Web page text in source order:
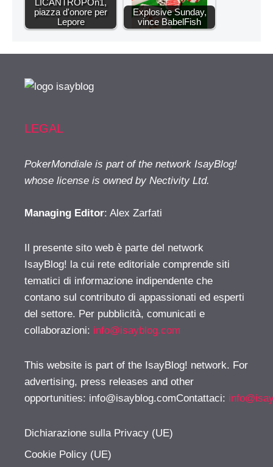
LICANTROPOn1,
piazza d'onore per
Lepore
Explosive Sunday,
vince BabelFish
LEGAL
PokerMondiale is part of the network IsayBlog!
whose license is owned by Nectivity Ltd.
Managing Editor: Alex Zarfati
Il presente sito web è parte del network
IsayBlog! la cui rete editoriale comprende siti
tematici di informazione indipendente che
contano sul contributo di appassionati ed esperti
del settore. Per pubblicità, comunicati e
collaborazioni: info@isayblog.com
This website is part of the IsayBlog! network. For
advertising, press releases and other
opportunities: info@isayblog.comContattaci:
Dichiarazione sulla Privacy (UE)
Cookie Policy (UE)